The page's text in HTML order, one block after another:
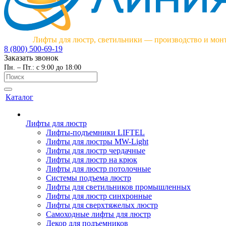
Лифты для люстр, светильники — производство и
8 (800) 500-69-19
Заказать звонок
Пн. – Пт.: с 9:00 до 18:00
Каталог
Лифты для люстр
Лифты-подъемники LIFTEL
Лифты для люстры MW-Light
Лифты для люстр чердачные
Лифты для люстр на крюк
Лифты для люстр потолочные
Системы подъема люстр
Лифты для светильников промышленных
Лифты для люстр синхронные
Лифты для сверхтяжелых люстр
Самоходные лифты для люстр
Декор для подъемников